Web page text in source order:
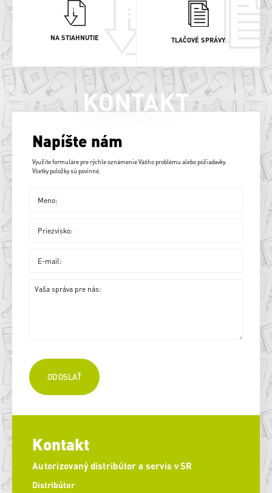
NA STIAHNUTIE TLAČOVÉ SPRÁVY
KONTAKT
Napíšte nám
Využite formuláre pre rýchle oznámenie Vášho problému alebo požiadavky.
Všetky položky sú povinné.
Kontakt
Autorizovaný distribútor a servis v SR
Distribútor